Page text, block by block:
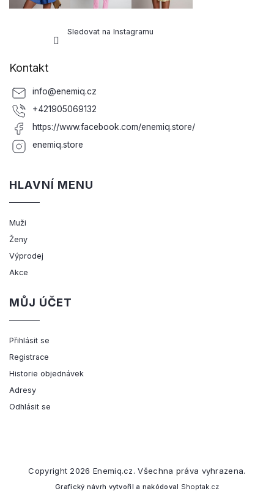
Sledovat na Instagramu
Kontakt
info@enemiq.cz
+421905069132
https://www.facebook.com/enemiq.store/
enemiq.store
HLAVNÍ MENU
Muži
Ženy
Výprodej
Akce
MŮJ ÚČET
Přihlásit se
Registrace
Historie objednávek
Adresy
Odhlásit se
Copyright 2026 Enemiq.cz. Všechna práva vyhrazena.
Grafický návrh vytvořil a nakódoval Shoptak.cz